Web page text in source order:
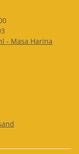
- Masa Harina